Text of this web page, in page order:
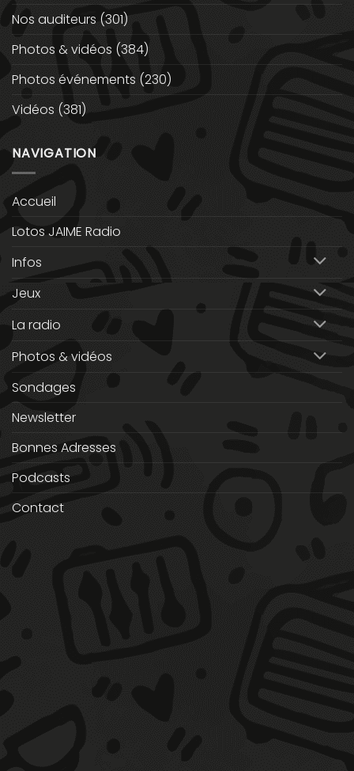
Nos auditeurs (301)
Photos & vidéos (384)
Photos événements (230)
Vidéos (381)
NAVIGATION
Accueil
Lotos JAIME Radio
Infos
Jeux
La radio
Photos & vidéos
Sondages
Newsletter
Bonnes Adresses
Podcasts
Contact